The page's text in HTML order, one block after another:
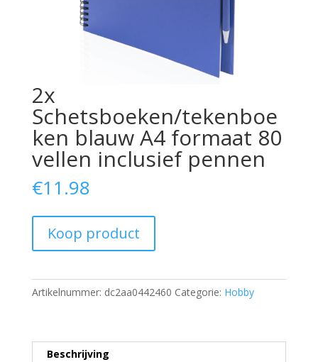
2x
Schetsboeken/tekenboe
ken blauw A4 formaat 80
vellen inclusief pennen
€11.98
Koop product
Artikelnummer: dc2aa0442460 Categorie: Hobby
Beschrijving